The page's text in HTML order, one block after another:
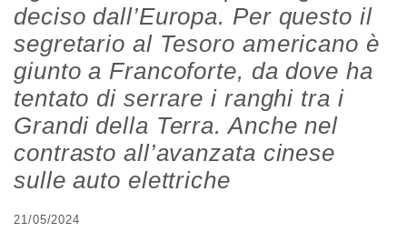
deciso dall’Europa. Per questo il
segretario al Tesoro americano è
giunto a Francoforte, da dove ha
tentato di serrare i ranghi tra i
Grandi della Terra. Anche nel
contrasto all’avanzata cinese
sulle auto elettriche
21/05/2024